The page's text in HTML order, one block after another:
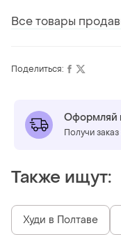
Все товары
Поделиться:
Оформляй
Получи
Также ищут:
Худи в Полтаве